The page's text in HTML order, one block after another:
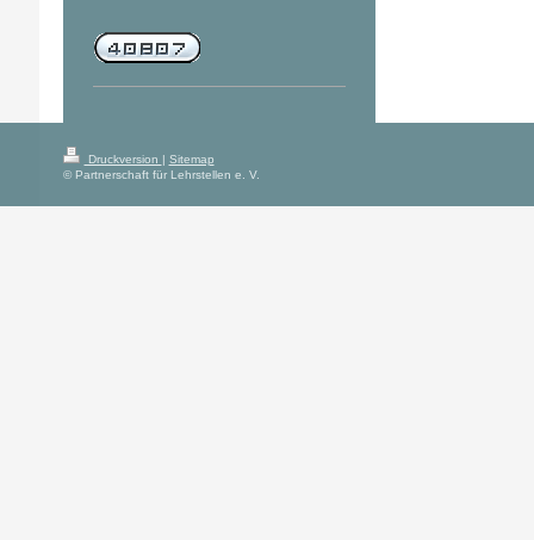
Druckversion | Sitemap
© Partnerschaft für Lehrstellen e. V.